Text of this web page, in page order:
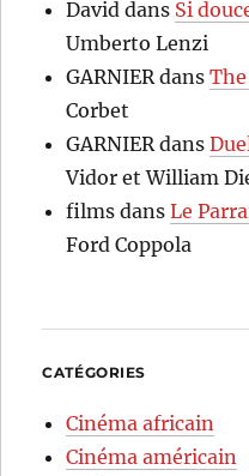
David dans Si
Umberto Lenzi
GARNIER dans
Corbet
GARNIER dans
Vidor et William
films dansLe
Ford Coppola
CATÉGORIES
Cinéma africain
Cinéma américain